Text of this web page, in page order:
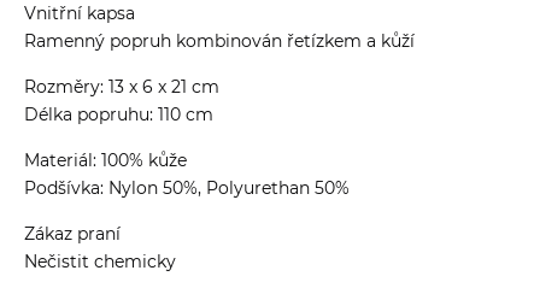
Vnitřní kapsa
Ramenný popruh kombinován řetízkem a kůží
Rozměry: 13 x 6 x 21 cm
Délka popruhu: 110 cm
Materiál: 100% kůže
Podšívka: Nylon 50%, Polyurethan 50%
Zákaz praní
Nečistit chemicky